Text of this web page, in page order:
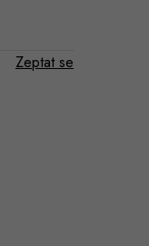
Zeptat se